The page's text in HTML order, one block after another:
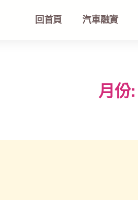
回首頁 汽車融資
月份: